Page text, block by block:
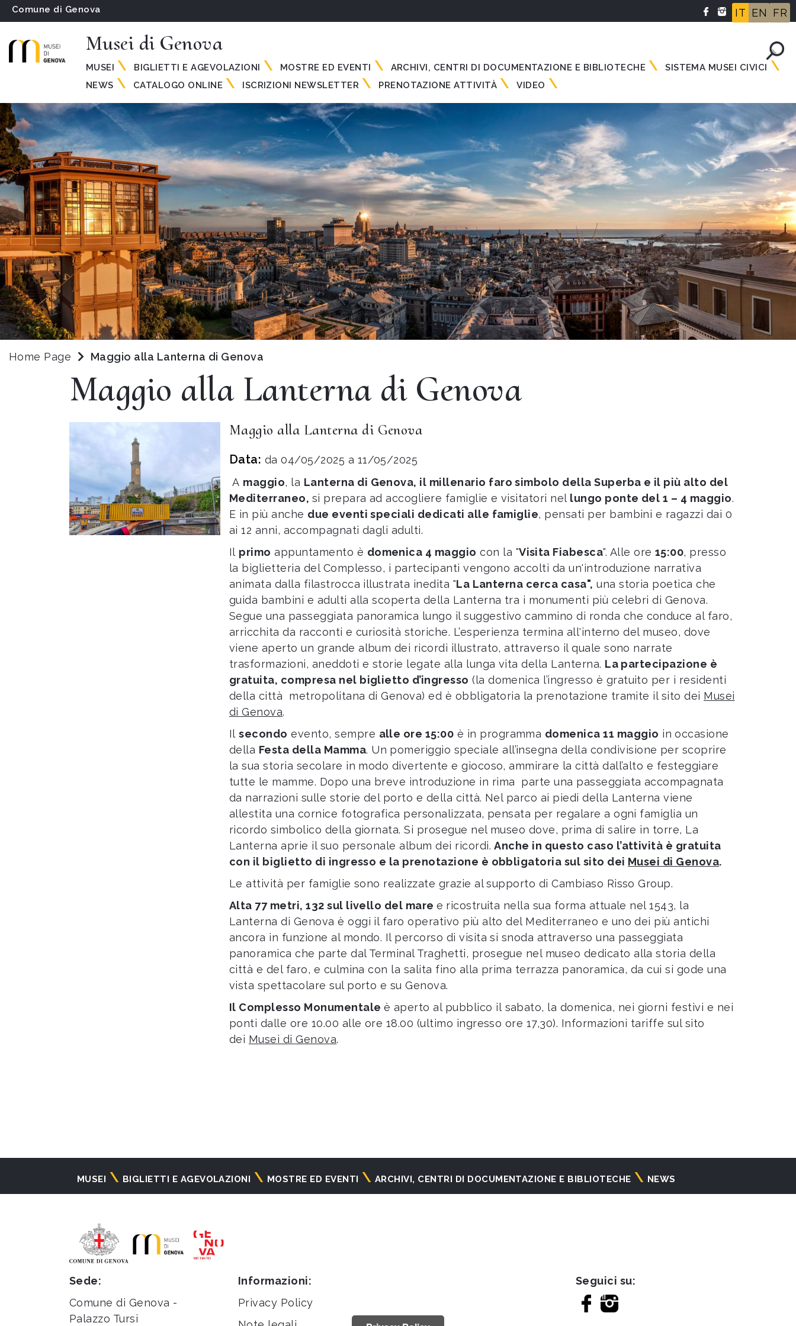
Comune di Genova IT EN FR
Musei di Genova
MUSEI BIGLIETTI E AGEVOLAZIONI MOSTRE ED EVENTI ARCHIVI, CENTRI DI DOCUMENTAZIONE E BIBLIOTECHE
SISTEMA MUSEI CIVICI
NEWS
CATALOGO ONLINE ISCRIZIONI NEWSLETTER PRENOTAZIONE ATTIVITÀ VIDEO
Home Page Maggio alla Lanterna di Genova
Maggio alla Lanterna di Genova
Maggio alla Lanterna di Genova
Data: da 04/05/2025 a 11/05/2025
A maggio, la Lanterna di Genova, il millenario faro simbolo della Superba e il più alto del
Mediterraneo, si prepara ad accogliere famiglie e visitatori nel lungo ponte del 1 – 4 maggio.
E in più anche due eventi speciali dedicati alle famiglie, pensati per bambini e ragazzi dai 0
ai 12 anni, accompagnati dagli adulti.
Il primo appuntamento è domenica 4 maggio con la "Visita Fiabesca". Alle ore15:00, presso
la biglietteria del Complesso, i partecipanti vengono accolti da un'introduzione narrativa
animata dalla filastrocca illustrata inedita "La Lanterna cerca casa", una storia poetica che
guida bambini e adulti alla scoperta della Lanterna tra i monumenti più celebri di Genova.
Segue una passeggiata panoramica lungo il suggestivo cammino di ronda che conduce al faro,
arricchita da racconti e curiosità storiche. L’esperienza termina all'interno del museo, dove
viene aperto un grande album dei ricordi illustrato, attraverso il quale sono narrate
trasformazioni, aneddoti e storie legate alla lunga vita della Lanterna. La partecipazione è
gratuita, compresa nel biglietto d’ingresso (la domenica l’ingresso è gratuito per i residenti
della città metropolitana di Genova) ed è obbligatoria la prenotazione tramite il sito dei Musei
di Genova.
Ilsecondo evento, sempre alle ore 15:00 è in programma domenica 11 maggio in occasione
della Festa della Mamma. Un pomeriggio speciale all’insegna della condivisione per scoprire
la sua storia secolare in modo divertente e giocoso, ammirare la città dall’alto e festeggiare
tutte le mamme. Dopo una breve introduzione in rima parte una passeggiata accompagnata
da narrazioni sulle storie del porto e della città. Nel parco ai piedi della Lanterna viene
allestita una cornice fotografica personalizzata, pensata per regalare a ogni famiglia un
ricordo simbolico della giornata. Si prosegue nel museo dove, prima di salire in torre, La
Lanterna aprie il suo personale album dei ricordi.Anche in questo caso l’attività è gratuita
con il biglietto di ingresso e la prenotazione è obbligatoria sul sito dei Musei di Genova.
Le attività per famiglie sono realizzate grazie al supporto di Cambiaso Risso Group.
Alta 77 metri, 132 sul livello del maree ricostruita nella sua forma attuale nel 1543, la
Lanterna di Genova è oggi il faro operativo più alto del Mediterraneo e uno dei più antichi
ancora in funzione al mondo. Il percorso di visita si snoda attraverso una passeggiata
panoramica che parte dal Terminal Traghetti, prosegue nel museo dedicato alla storia della
città e del faro, e culmina con la salita fino alla prima terrazza panoramica, da cui si gode una
vista spettacolare sul porto e su Genova.
Il Complesso Monumentale è aperto al pubblico il sabato, la domenica, nei giorni festivi e nei
ponti dalle ore 10.00 alle ore 18.00 (ultimo ingresso ore 17,30). Informazioni tariffe sul sito
dei Musei di Genova.
Navigazione
MUSEI BIGLIETTI E AGEVOLAZIONI MOSTRE ED EVENTI ARCHIVI, CENTRI DI DOCUMENTAZIONE E BIBLIOTECHE NEWS
Sede:
Comune di Genova -
Palazzo Tursi
Informazioni:
Privacy Policy
Seguici su: